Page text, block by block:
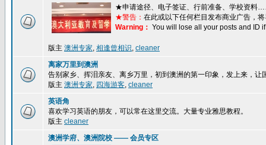
★申请途径、电子签证、行前准备、学校资料
★警告： 在此或以下任何栏目发布商业广告，
Warning： You will lose all your posts and ID
版主 澳洲专家, 相逢曾相识, cleaner
离家万里到澳洲
告别家乡、挥泪亲友、离乡万里，初到澳洲的第一印象，发上来，
版主 澳洲专家, 四海游客, cleaner
英语角
喜欢学习英语的朋友，可以常在这里交流。大量专业雅思教程。
版主 cleaner
澳洲学府、澳洲院校 —— 会员专区